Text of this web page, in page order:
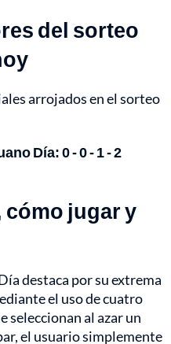
del sorteo
arrojados en el sorteo
Día: 0 - 0 - 1 - 2
jugar y
destaca por su extrema
el uso de cuatro
seleccionan al azar un
el usuario simplemente